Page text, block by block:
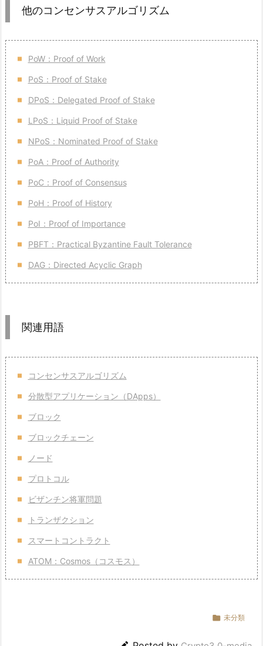
他のコンセンサスアルゴリズム
PoW：Proof of Work
PoS：Proof of Stake
DPoS：Delegated Proof of Stake
LPoS：Liquid Proof of Stake
NPoS：Nominated Proof of Stake
PoA：Proof of Authority
PoC：Proof of Consensus
PoH：Proof of History
PoI：Proof of Importance
PBFT：Practical Byzantine Fault Tolerance
DAG：Directed Acyclic Graph
関連用語
コンセンサスアルゴリズム
分散型アプリケーション（DApps）
ブロック
ブロックチェーン
ノード
プロトコル
ビザンチン将軍問題
トランザクション
スマートコントラクト
ATOM：Cosmos（コスモス）
 未分類